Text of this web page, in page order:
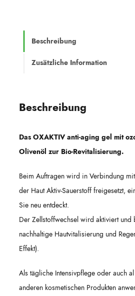
Beschreibung
Zusätzliche Information
Beschreibung
Das OXAKTIV anti-aging gel mit
Olivenöl zur Bio-Revitalisierung.
Beim Auftragen wird in Verbindung
der Haut Aktiv-Sauerstoff freigesetzt,
Sie neu entdeckt.
Der Zellstoffwechsel wird aktiviert und
nachhaltige Hautvitalisierung und
Effekt).
Als tägliche Intensivpflege oder auch
anderen kosmetischen Produkten